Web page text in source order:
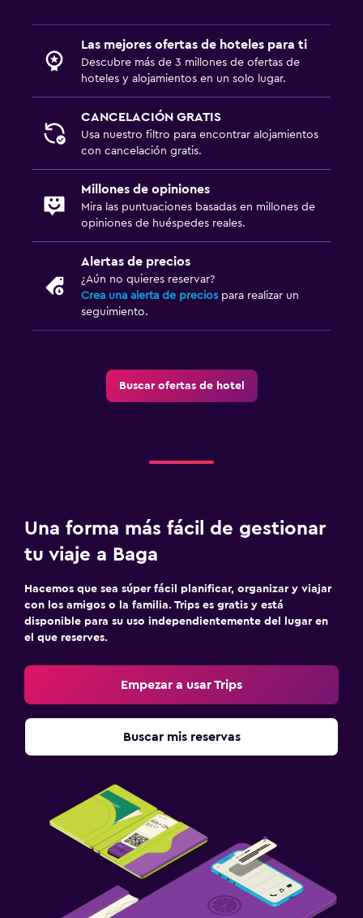
Las mejores ofertas de hoteles para ti
Descubre más de 3 millones de ofertas de
hoteles y alojamientos en un solo lugar.
CANCELACIÓN GRATIS
Usa nuestro filtro para encontrar alojamientos
con cancelación gratis.
Millones de opiniones
Mira las puntuaciones basadas en millones de
opiniones de huéspedes reales.
Alertas de precios
¿Aún no quieres reservar?
Crea una alerta de precios para realizar un
seguimiento.
Buscar ofertas de hotel
Una forma más fácil de gestionar
tu viaje a Baga
Hacemos que sea súper fácil planificar, organizar y viajar
con los amigos o la familia. Trips es gratis y está
disponible para su uso independientemente del lugar en
el que reserves.
Empezar a usar Trips
Buscar mis reservas